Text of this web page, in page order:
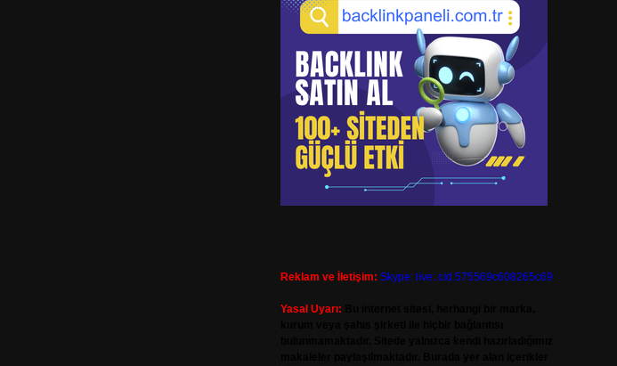
Reklam ve İletişim: Skype: live:.cid.575569c608265c69
Yasal Uyarı: